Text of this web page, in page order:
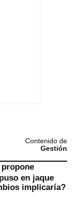
Contenido de
Gestión
en jaque
implicaría?